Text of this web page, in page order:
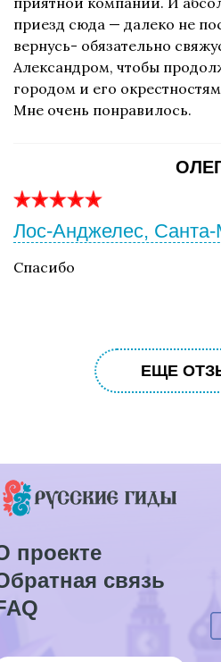
приезд сюда — далеко не
вернусь- обязательно
Александром, чтобы
городом и его
Мне очень понравилось.
Лос-Анджелес,
Спасибо
ЕЩЕ
проекте
связь